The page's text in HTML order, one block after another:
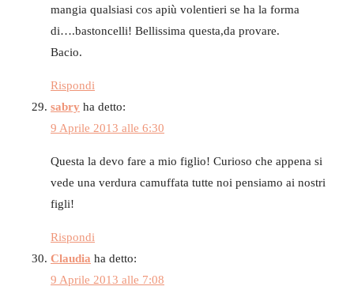
mangia qualsiasi cos apiù volentieri se ha la forma
di….bastoncelli! Bellissima questa,da provare.
Bacio.
Rispondi
sabry ha detto:
9 Aprile 2013 alle 6:30
Questa la devo fare a mio figlio! Curioso che appena si
vede una verdura camuffata tutte noi pensiamo ai nostri
figli!
Rispondi
Claudia ha detto:
9 Aprile 2013 alle 7:08